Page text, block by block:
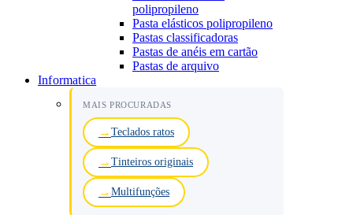
polipropileno
Pasta elásticos polipropileno
Pastas classificadoras
Pastas de anéis em cartão
Pastas de arquivo
Informatica
MAIS PROCURADAS
Teclados ratos
Tinteiros originais
Multifunções